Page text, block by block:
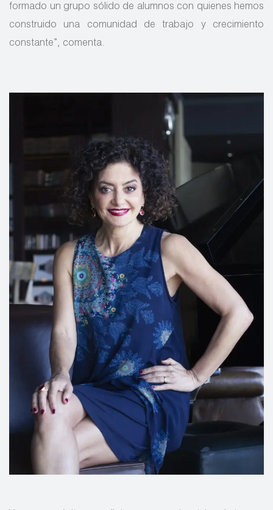
formado un grupo sólido de alumnos con quienes hemos
construido una comunidad de trabajo y crecimiento
constante”, comenta.